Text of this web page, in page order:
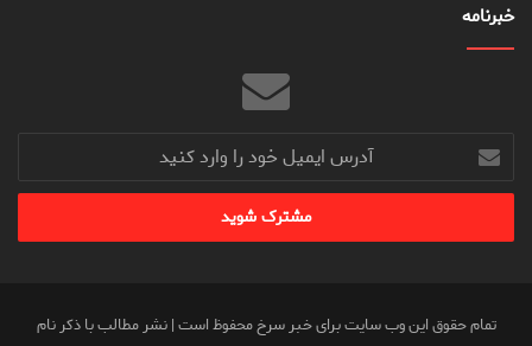
خبرنامه
آدرس
ایمیل
خود
وارد
تمام حقوق این وب سایت برای خبر سرخ محفوظ است | نشر مطالب با ذکر نام